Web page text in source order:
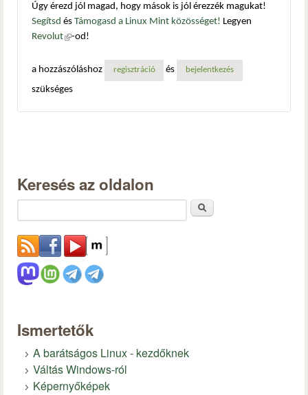
Úgy érezd jól magad, hogy mások is jól érezzék magukat!
Segítsd és Támogasd a Linux Mint közösséget! Legyen
Revolut(külső hivatkozás)
-od!
a hozzászóláshoz regisztráció és bejelentkezés
szükséges
Keresés az oldalon
Ismertetők
A barátságos Linux - kezdőknek
Váltás Windows-ról
Képernyőképek